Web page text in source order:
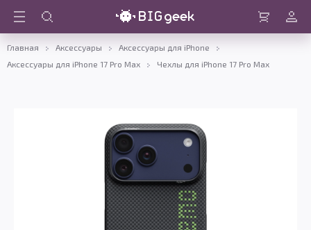
Войти
Главная Аксессуары
Аксессуары для iPhone
Аксессуары для iPhone 17 Pro Max
Чехлы для iPhone 17 Pro Max